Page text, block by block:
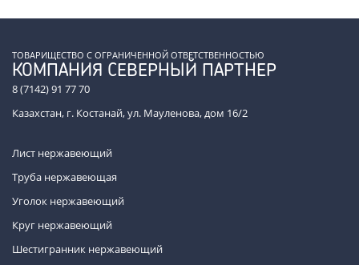
ТОВАРИЩЕСТВО С ОГРАНИЧЕННОЙ ОТВЕТСТВЕННОСТЬЮ
КОМПАНИЯ СЕВЕРНЫЙ ПАРТНЕР
8 (7142) 91 77 70
Казахстан, г. Костанай, ул. Мауленова, дом 16/2
Лист нержавеющий
Труба нержавеющая
Уголок нержавеющий
Круг нержавеющий
Шестигранник нержавеющий